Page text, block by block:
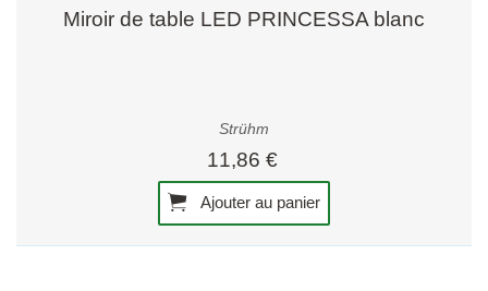
Miroir de table LED PRINCESSA blanc
Strühm
11,86 €
Ajouter au panier